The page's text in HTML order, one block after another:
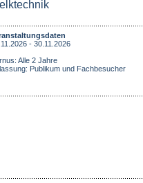
- 30.11.2026
Alle 2 Jahre
Publikum und Fachbesucher